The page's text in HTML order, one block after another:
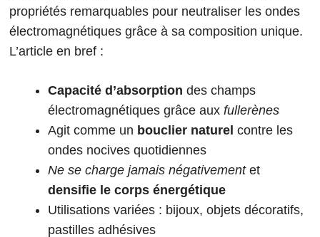
propriétés remarquables pour neutraliser les ondes
électromagnétiques grâce à sa composition unique.
L’article en bref :
Capacité d’absorption des champs
électromagnétiques grâce aux fullerènes
Agit comme un bouclier naturel contre les
ondes nocives quotidiennes
Ne se charge jamais négativementet
densifie le corps énergétique
Utilisations variées : bijoux, objets décoratifs,
pastilles adhésives